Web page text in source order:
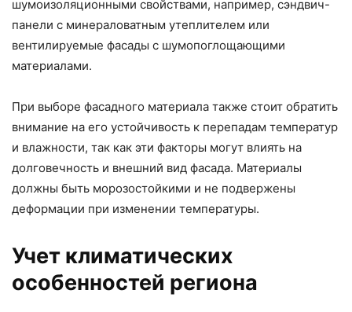
шумоизоляционными свойствами, например, сэндвич-
панели с минераловатным утеплителем или
вентилируемые фасады с шумопоглощающими
материалами.
При выборе фасадного материала также стоит обратить
внимание на его устойчивость к перепадам температур
и влажности, так как эти факторы могут влиять на
долговечность и внешний вид фасада. Материалы
должны быть морозостойкими и не подвержены
деформации при изменении температуры.
Учет климатических
особенностей региона